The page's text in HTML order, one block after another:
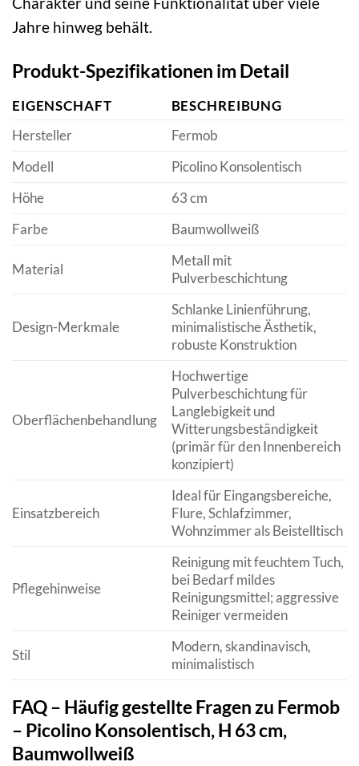
Jahre hinweg behält.
Produkt-Spezifikationen im Detail
EIGENSCHAFT
BESCHREIBUNG
Hersteller
Fermob
Modell
Picolino Konsolentisch
Höhe
63 cm
Farbe
Baumwollweiß
Material
Metall mit
Pulverbeschichtung
Design-Merkmale
Schlanke Linienführung,
minimalistische Ästhetik,
robuste Konstruktion
Oberflächenbehandlung
Hochwertige
Pulverbeschichtung für
Langlebigkeit und
Witterungsbeständigkeit
(primär für den Innenbereich
konzipiert)
Einsatzbereich
Ideal für Eingangsbereiche,
Flure, Schlafzimmer,
Wohnzimmer als Beistelltisch
Pflegehinweise
Reinigung mit feuchtem Tuch,
bei Bedarf mildes
Reinigungsmittel; aggressive
Reiniger vermeiden
Stil
Modern, skandinavisch,
minimalistisch
FAQ – Häufig gestellte Fragen zu Fermob
– Picolino Konsolentisch, H 63 cm,
Baumwollweiß